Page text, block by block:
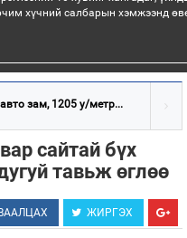
хүчний салбарын хэмжээнд
зам, 1205 у/метр...
сайтай бүх
тавьж өглөө
ЖИРГЭХ